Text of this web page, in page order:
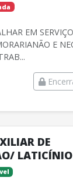
EM
E
DE